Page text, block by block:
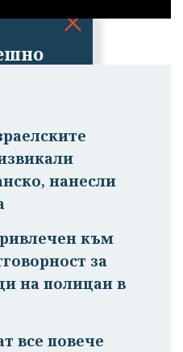
си!
нанесли
към
за
на полицаи в
все повече